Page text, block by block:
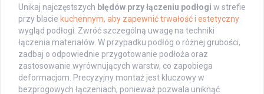
Unikaj najczęstszych błędów przy łączeniu podłogi w strefie
przy blacie kuchennym, aby zapewnić trwałość i estetyczny
wygląd podłogi. Zwróć szczególną uwagę na techniki
łączenia materiałów. W przypadku podłóg o różnej grubości,
zadbaj o odpowiednie przygotowanie podłoża oraz
zastosowanie wyrównujących warstw, co zapobiega
deformacjom. Precyzyjny montaż jest kluczowy w
bezprogowych łączeniach, ponieważ pozwala uniknąć